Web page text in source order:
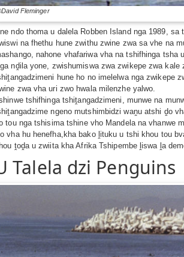
Fleminger
ndo thoma u dalela Robben Island nga 1989,
na fhethu hune zwithu zwine zwa sa vhe na
nahone vhafariwa vha na tshifhinga tsha
nḓila yone, zwishumiswa zwa zwikepe zwa
hune ho no imelelwa nga zwikepe
zwa vha uri zwo hwala milenzhe yalwo.
tshifhinga tshiṱangadzimeni, munwe na
ngeno mutshimbidzi waṋu atshi ḓo
tou nga tshisima tshine vho Mandela na vhanwe
vha hu henefha,kha bako ḽituku u tshi khou tou
ṱoḓa u zwiita kha Afrika Tshipembe ḽiswa ḽa
Talela dzi Penguins